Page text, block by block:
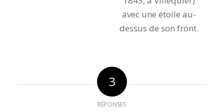
3
RÉPONSES